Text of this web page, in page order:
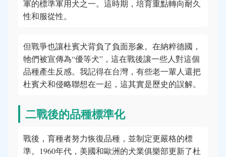
軍的標準軍用犬之一。這時期，培育重點轉向耐久
性和服從性。
但戰爭也讓杜賓犬背負了負面形象。在納粹德國，
牠們被宣傳為“優等犬”，這在戰後讓一些人對這個
品種產生反感。我記得在台灣，有些老一輩人還把
杜賓犬和侵略聯想在一起，這其實是歷史的誤解。
二戰後的品種標準化
戰後，育種者努力恢復品種，並制定更嚴格的標
準。1960年代，美國和歐洲的犬業俱樂部更新了杜